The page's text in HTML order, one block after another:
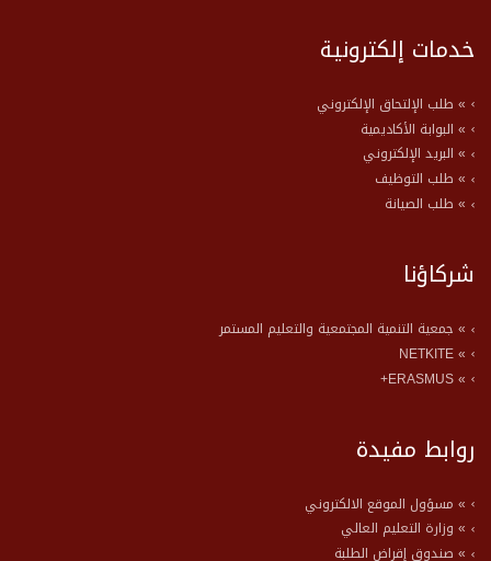
خدمات إلكترونية
» طلب الإلتحاق الإلكتروني
» البوابة الأكاديمية
» البريد الإلكتروني
» طلب التوظيف
» طلب الصيانة
شركاؤنا
» جمعية التنمية المجتمعية والتعليم المستمر
» NETKITE
» ERASMUS+
روابط مفيدة
» مسؤول الموقع الالكتروني
» وزارة التعليم العالي
» صندوق إقراض الطلبة